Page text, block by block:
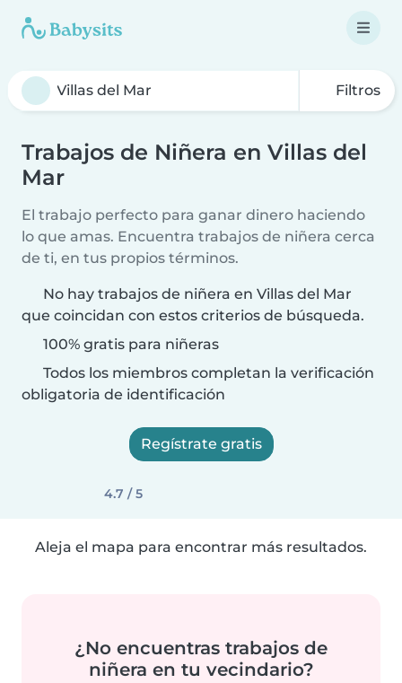
Filtros
Trabajos de Niñera en Villas del
Mar
El trabajo perfecto para ganar dinero haciendo
lo que amas. Encuentra trabajos de niñera cerca
de ti, en tus propios términos.
No hay trabajos de niñera en Villas del Mar
que coincidan con estos criterios de búsqueda.
100% gratis para niñeras
Todos los miembros completan la verificación
obligatoria de identificación
Regístrate gratis
4.7 / 5
Aleja el mapa para encontrar más resultados.
¿No encuentras trabajos de
niñera en tu vecindario?